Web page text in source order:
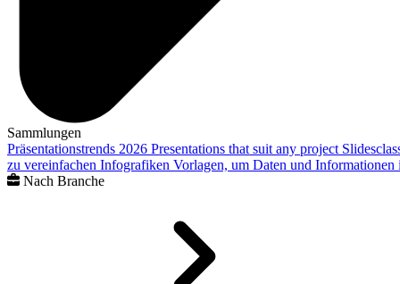
Sammlungen
Präsentationstrends 2026 Presentations that suit any project
zu vereinfachen Infografiken Vorlagen, um Daten und
Nach Branche